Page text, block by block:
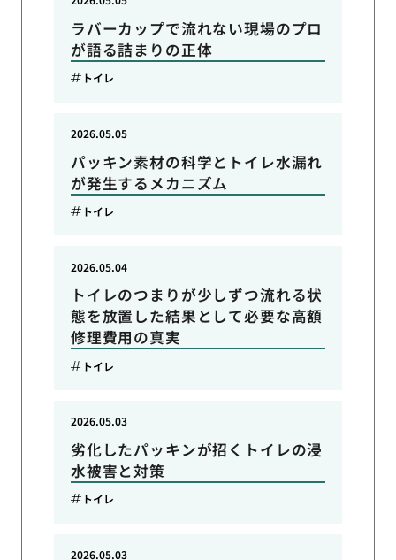
ラバーカップで流れない現場のプロ
が語る詰まりの正体
トイレ
パッキン素材の科学とトイレ水漏れ
が発生するメカニズム
2026.05.05
トイレ
トイレのつまりが少しずつ流れる状
態を放置した結果として必要な高額
修理費用の真実
2026.05.04
トイレ
劣化したパッキンが招くトイレの浸
水被害と対策
2026.05.03
トイレ
2026.05.03